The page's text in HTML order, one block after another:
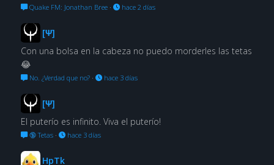
Quake FM: Jonathan Bree· hace 2 días
[Ψ]
Con una bolsa en la cabeza no puedo morderles las tetas
😂
No. ¿Verdad que no?· hace 3 días
[Ψ]
El puterío es infinito. Viva el puterío!
🔞 Tetas· hace 3 días
HpTk